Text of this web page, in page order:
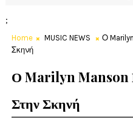
;
Home MUSIC NEWS
Ο
Σκηνή
Ο Marilyn Manson
Στην Σκηνή